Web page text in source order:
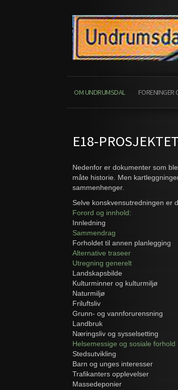
OM UNDRUMSDAL FORENINGER
E18-
Nedenfor er dokumenter som
måte historie. Men
sammenhenger.
Selve konskvensutredningen er
Forord og innhold:
Innledning
Sammendrag
Forholdet til annen planlegging
Alternative traseer
Utregning generelt
Landskapsbilde
Kulturminner og kulturmiljø
Naturmiljø
Friluftsliv
Grunn- og vannforurensning
Landbruk
Næringsliv og sysselsetting
Helsemessige og sosiale forhold
Stedsutvikling
Barn og unges interesser
Trafikanters opplevelser
Massedeponier